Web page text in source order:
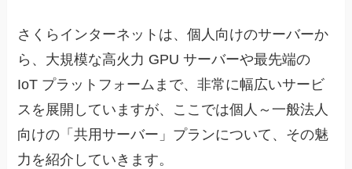
さくらインターネットは、個人向けのサーバーか
ら、大規模な高火力 GPU サーバーや最先端の
IoT プラットフォームまで、非常に幅広いサービ
スを展開していますが、ここでは個人～一般法人
向けの「共用サーバー」プランについて、その魅
力を紹介していきます。